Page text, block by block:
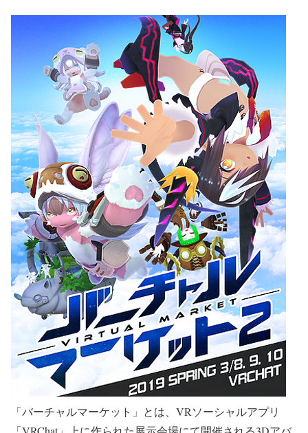
「バーチャルマーケット」とは、VRソーシャルアプリ